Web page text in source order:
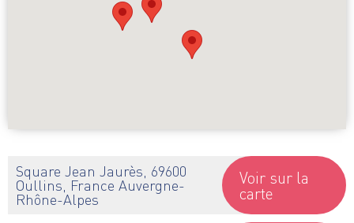
Square Jean Jaurès, 69600
Oullins, France Auvergne-
Rhône-Alpes
Voir sur la
carte